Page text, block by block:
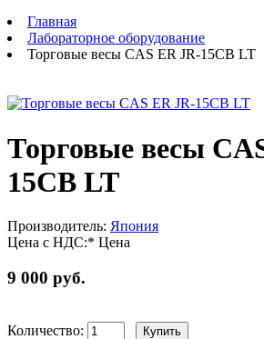
Главная
Лабораторное оборудование
Торговые весы CAS ER JR-15CB LT
Торговые весы
15CB LT
Производитель: Япония
Цена с НДС:* Цена
9 000 руб.
Количество: